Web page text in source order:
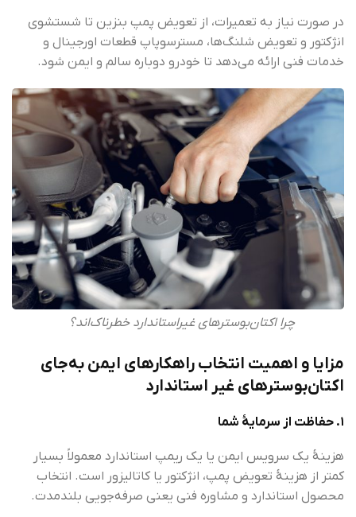
در صورت نیاز به تعمیرات، از تعویض پمپ بنزین تا شستشوی
انژکتور و تعویض شلنگ‌ها، مسترسوپاپ قطعات اورجینال و
خدمات فنی ارائه می‌دهد تا خودرو دوباره سالم و ایمن شود.
چرا اکتان‌بوسترهای غیر‌استاندارد خطرناک‌اند؟
مزایا و اهمیت انتخاب راهکارهای ایمن به‌جای
اکتان‌بوسترهای غیر استاندارد
۱. حفاظت از سرمایهٔ شما
هزینهٔ یک سرویس ایمن یا یک ریمپ استاندارد معمولاً بسیار
کمتر از هزینهٔ تعویض پمپ، انژکتور یا کاتالیزور است. انتخاب
محصول استاندارد و مشاوره فنی یعنی صرفه‌جویی بلندمدت.